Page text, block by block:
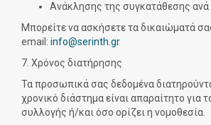
Ανάκλησης της συγκατάθεσης ανά
Μπορείτε να ασκήσετε τα δικαιώματά
email: info@serinth.gr
7. Χρόνος διατήρησης
Τα προσωπικά σας δεδομένα
χρονικό διάστημα είναι απαραίτητο για
συλλογής ή/και όσο ορίζει η νομοθεσία.